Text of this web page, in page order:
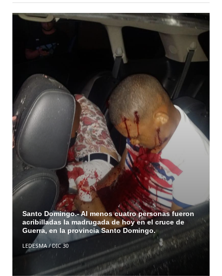
Santo Domingo.- Al menos cuatro personas fueron
acribilladas la madrugada de hoy en el cruce de
Guerra, en la provincia Santo Domingo.
LEDESMA/DIC 30